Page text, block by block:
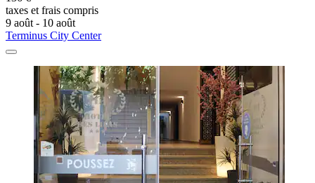
taxes et frais compris
9 août - 10 août
Terminus City Center